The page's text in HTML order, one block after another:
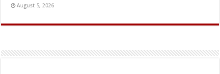
August 5, 2026